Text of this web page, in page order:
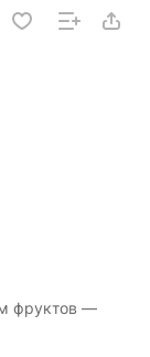
фруктов —